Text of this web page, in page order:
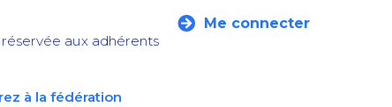
aux adhérents
à la fédération
Me connecter